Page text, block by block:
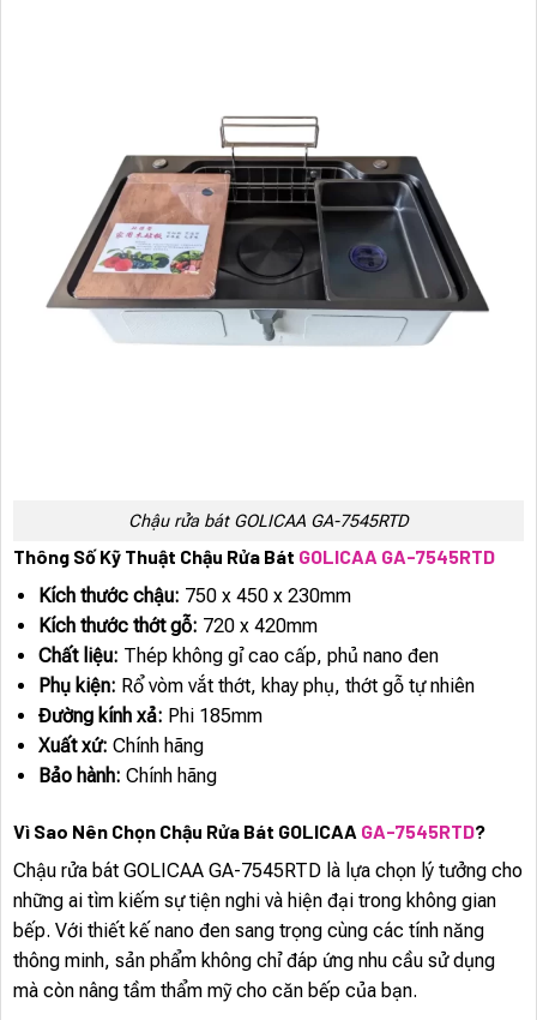
Chậu rửa bát GOLICAA GA-7545RTD
Thông Số Kỹ Thuật Chậu Rửa Bát GOLICAA GA-7545RTD
Kích thước chậu: 750 x 450 x 230mm
Kích thước thớt gỗ: 720 x 420mm
Chất liệu: Thép không gỉ cao cấp, phủ nano đen
Phụ kiện: Rổ vòm vắt thớt, khay phụ, thớt gỗ tự nhiên
Đường kính xả: Phi 185mm
Xuất xứ: Chính hãng
Bảo hành: Chính hãng
Vì Sao Nên Chọn Chậu Rửa Bát GOLICAA GA-7545RTD?
Chậu rửa bát GOLICAA GA-7545RTD là lựa chọn lý tưởng cho
những ai tìm kiếm sự tiện nghi và hiện đại trong không gian
bếp. Với thiết kế nano đen sang trọng cùng các tính năng
thông minh, sản phẩm không chỉ đáp ứng nhu cầu sử dụng
mà còn nâng tầm thẩm mỹ cho căn bếp của bạn.